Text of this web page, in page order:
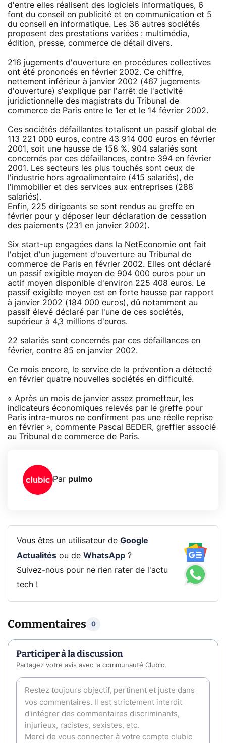
d'entre elles réalisent des logiciels informatiques, 6
font du conseil en publicité et en communication et 5
du conseil en informatique. Les 36 autres sociétés
proposent des prestations variées : multimédia,
édition, presse, commerce de détail divers.
216 jugements d'ouverture en procédures collectives
ont été prononcés en février 2002. Ce chiffre,
nettement inférieur à janvier 2002 (467 jugements
d'ouverture) s'explique par l'arrêt de l'activité
juridictionnelle des magistrats du Tribunal de
commerce de Paris entre le 1er et le 14 février 2002.
Ces sociétés défaillantes totalisent un passif global de
113 221 000 euros, contre 43 914 000 euros en février
2001, soit une hausse de 158 %. 904 salariés sont
concernés par ces défaillances, contre 394 en février
2001. Les secteurs les plus touchés sont ceux de
l'industrie hors agroalimentaire (415 salariés), de
l'immobilier et des services aux entreprises (288
salariés).
Enfin, 225 dirigeants se sont rendus au greffe en
février pour y déposer leur déclaration de cessation
des paiements (231 en janvier 2002).
Six start-up engagées dans la NetEconomie ont fait
l'objet d'un jugement d'ouverture au Tribunal de
commerce de Paris en février 2002. Elles ont déclaré
un passif exigible moyen de 904 000 euros pour un
actif moyen disponible d'environ 225 408 euros. Le
passif exigible moyen est en forte hausse par rapport
à janvier 2002 (184 000 euros), dû notamment au
passif élevé déclaré par l'une de ces sociétés,
supérieur à 4,3 millions d'euros.
22 salariés sont concernés par ces défaillances en
février, contre 85 en janvier 2002.
Ce mois encore, le service de la prévention a détecté
en février quatre nouvelles sociétés en difficulté.
« Après un mois de janvier assez prometteur, les
indicateurs économiques relevés par le greffe pour
Paris intra-muros ne confirment pas une réelle reprise
en février », commente Pascal BEDER, greffier associé
au Tribunal de commerce de Paris.
Par pulmo
Vous êtes un utilisateur de Google
Actualitésou de WhatsApp?
Suivez-nous pour ne rien rater de l'actu
tech !
Commentaires 0
Participer à la discussion
Partagez votre avis avec la communauté Clubic.